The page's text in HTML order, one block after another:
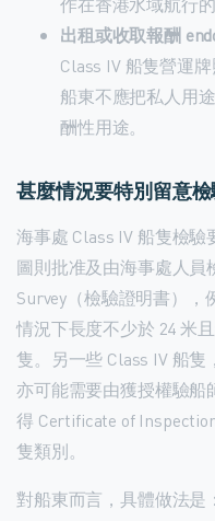
出租或收取報酬
Class IV 船隻營運
船東不應把私人用
酬性用途。
甚麼情況要特別留意
海事處 Class IV 船隻檢
圖則批准及由海事處人
Survey（檢驗證明書），
情況下長度不少於 24 米
隻。另一些 Class IV 船隻
亦可能需要由獲授權驗船
得 Certificate of
隻類別。
對船東而言，具體做法是